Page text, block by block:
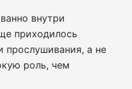
внутри
приходилось
прослушивания, а не
роль, чем